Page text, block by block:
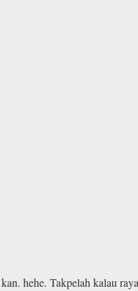
hehe. Takpelah kalau